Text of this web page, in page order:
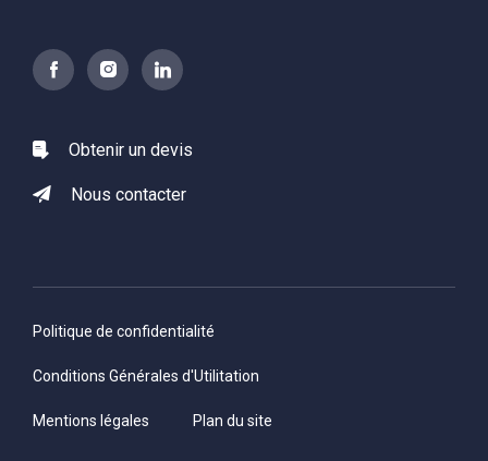
Obtenir un devis
Nous contacter
Politique de confidentialité
Conditions Générales d'Utilitation
Mentions légales Plan du site